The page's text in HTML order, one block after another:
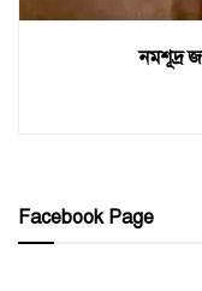
নমশূদ্র
Facebook Page